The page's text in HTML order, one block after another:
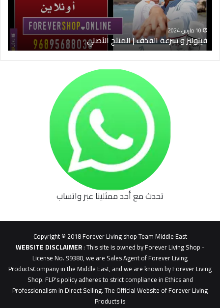
الأصلي
10 مارس، 2024
فيتوليز و سرعة القذف | المنتج الأصلي
تحدث مع أحد ممثلينا عبر واتساب
Copyright © 2018 Forever Living shop Team Middle East
WEBSITE DISCLAIMER: This site is owned by Forever Living Shop -
License No. 99380, we are Sales Agent of Forever Living
ProductsCompany in the Middle East, and we are known by Forever Living
Shop. FLP's policy adheres to strict compliance in Ethics and
Professionalism in Direct Selling. The Official Website of Forever Living
Products is